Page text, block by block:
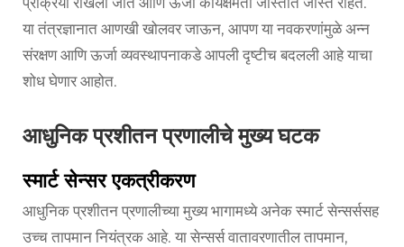
या तंत्रज्ञानात आणखी खोलवर जाऊन, आपण या नवकरणांमुळे अन्न
संरक्षण आणि ऊर्जा व्यवस्थापनाकडे आपली दृष्टीच बदलली आहे याचा
शोध घेणार आहोत.
आधुनिक प्रशीतन प्रणालीचे मुख्य घटक
स्मार्ट सेन्सर एकत्रीकरण
आधुनिक प्रशीतन प्रणालीच्या मुख्य भागामध्ये अनेक स्मार्ट सेन्सर्ससह
उच्च तापमान नियंत्रक आहे. या सेन्सर्स वातावरणातील तापमान,